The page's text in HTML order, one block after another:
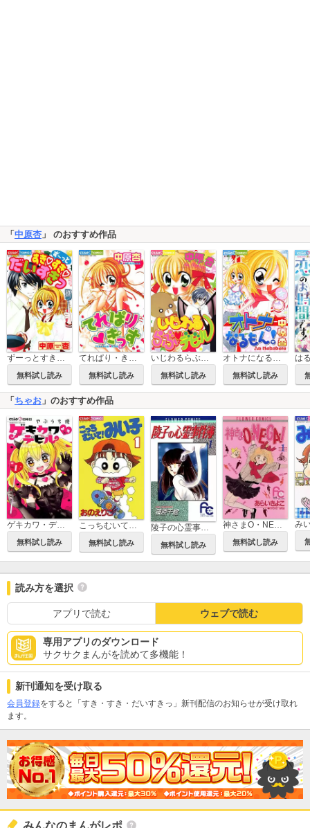
「中原杏 」 のおすすめ作品
ずーっとすき・すき・だいすきっ
無料試し読み
てれぱり・きっす
無料試し読み
いじわるらぶ・デビル
無料試し読み
オトナになるもん！
無料試し読み
「 ちゃお 」のおすすめ作品
ゲキカワ・デビル
無料試し読み
こっちむいて！みい子
無料試し読み 無料試し読み
神さまO・NE・GA・I
無料試し読み
み
読み方を選択
アプリで読む ウェブで読む
専用アプリのダウンロード
サクサクまんがを読めて多機能！
新刊通知を受け取る
会員登録をすると「すき・すき・だいすきっ」新刊配信のお知らせが受け取れ
ます。